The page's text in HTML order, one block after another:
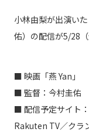
小林由梨が出演い
佑）の配信が5/28
■ 映画「燕 Yan」
■ 監督：今村圭佑
■ 配信予定サイト：
Rakuten TV／クラ